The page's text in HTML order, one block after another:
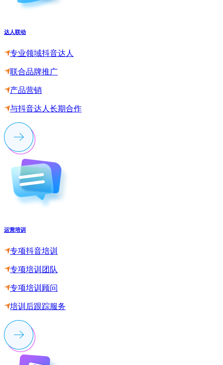
达人联动
专业领域抖音达人
联合品牌推广
产品营销
与抖音达人长期合作
运营培训
专项抖音培训
专项培训团队
专项培训顾问
培训后跟踪服务